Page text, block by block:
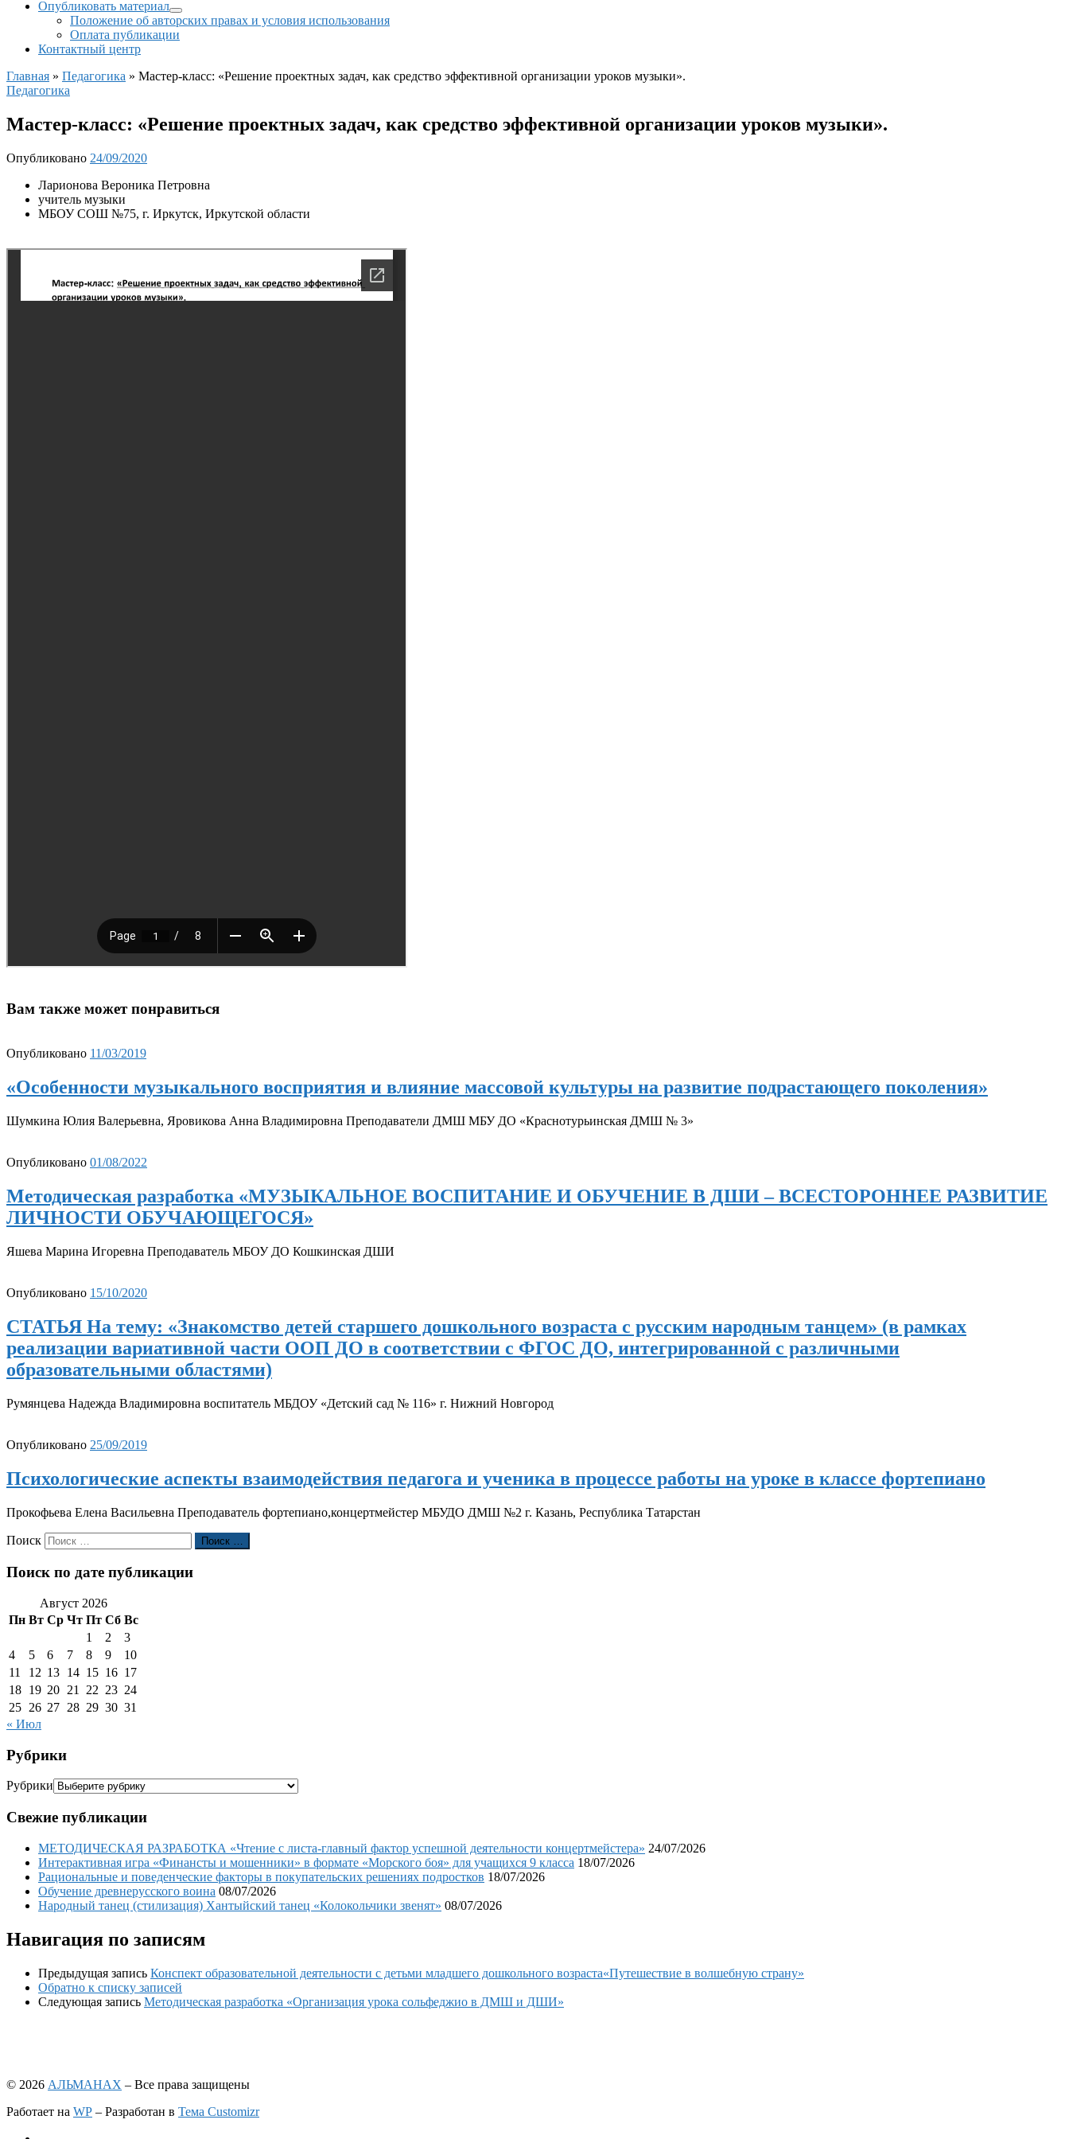
Опубликовать материал
Положение об авторских правах и условия использования
Оплата публикации
Контактный центр
Главная » Педагогика » Мастер-класс: «Решение проектных задач, как средство эффективной организации уроков музыки».
Педагогика
Мастер-класс: «Решение проектных задач, как средство эффективной организации уроков музыки».
Опубликовано 24/09/2020
Ларионова Вероника Петровна
учитель музыки
МБОУ СОШ №75, г. Иркутск, Иркутской области
Вам также может понравиться
Опубликовано 11/03/2019
«Особенности музыкального восприятия и влияние массовой культуры на развитие подрастающего поколения»
Шумкина Юлия Валерьевна, Яровикова Анна Владимировна Преподаватели ДМШ МБУ ДО «Краснотурьинская ДМШ № 3»
Опубликовано 01/08/2022
Методическая разработка «МУЗЫКАЛЬНОЕ ВОСПИТАНИЕ И ОБУЧЕНИЕ В ДШИ – ВСЕСТОРОННЕЕ РАЗВИТИЕ
ЛИЧНОСТИ ОБУЧАЮЩЕГОСЯ»
Яшева Марина Игоревна Преподаватель МБОУ ДО Кошкинская ДШИ
Опубликовано 15/10/2020
СТАТЬЯ На тему: «Знакомство детей старшего дошкольного возраста с русским народным танцем» (в рамках
реализации вариативной части ООП ДО в соответствии с ФГОС ДО, интегрированной с различными
образовательными областями)
Румянцева Надежда Владимировна воспитатель МБДОУ «Детский сад № 116» г. Нижний Новгород
Опубликовано 25/09/2019
Психологические аспекты взаимодействия педагога и ученика в процессе работы на уроке в классе фортепиано
Прокофьева Елена Васильевна Преподаватель фортепиано,концертмейстер МБУДО ДМШ №2 г. Казань, Республика Татарстан
Поиск Поиск …
Поиск по дате публикации
Август 2026
Пн Вт Ср Чт Пт Сб Вс
1
2
3
4
5 6 7 8 9
10
11
12 13 14 15 16 17
18 19 20 21 22 23 24
25 26 27 28 29 30 31
« Июл
Рубрики
Рубрики
Свежие публикации
МЕТОДИЧЕСКАЯ РАЗРАБОТКА «Чтение с листа-главный фактор успешной деятельности концертмейстера» 24/07/2026
Интерактивная игра «Финансты и мошенники» в формате «Морского боя» для учащихся 9 класса 18/07/2026
Рациональные и поведенческие факторы в покупательских решениях подростков 18/07/2026
Обучение древнерусского воина 08/07/2026
Народный танец (стилизация) Хантыйский танец «Колокольчики звенят» 08/07/2026
Навигация по записям
Предыдущая запись Конспект образовательной деятельности с детьми младшего дошкольного возраста«Путешествие в волшебную страну»
Обратно к списку записей
Следующая запись Методическая разработка «Организация урока сольфеджио в ДМШ и ДШИ»
© 2026 АЛЬМАНАХ – Все права защищены
Работает на WP – Разработан в Тема Customizr